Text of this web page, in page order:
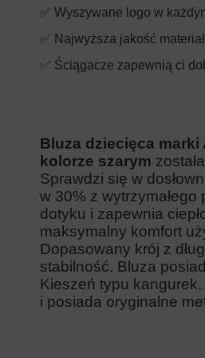
✅ Wyszywane logo w
✅ Najwyższa jakość
✅ Ściągacze zapewnią ci
Bluza dziecięca marki
kolorze szarym
Sprawdzi się w
w 30% z
dotyku i zapewnia
maksymalny komfort
Dopasowany krój z
stabilność. Bluza
Kieszeń typu
i posiada oryginalne